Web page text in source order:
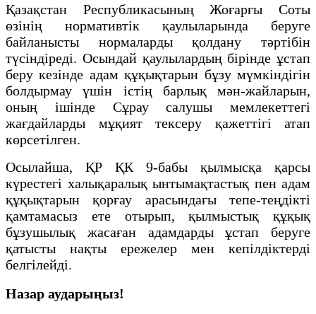
Қазақстан Республикасының Жоғарғы Соты
өзінің нормативтік қаулыларында беруге
байланысты нормаларды қолдану тәртібін
түсіндіреді. Осындай қаулылардың бірінде ұстап
беру кезінде адам құқықтарын бұзу мүмкіндігін
болдырмау үшін істің барлық мән-жайларын,
оның ішінде Сұрау салушы мемлекеттегі
жағдайларды мұқият тексеру қажеттігі атап
көрсетілген.
Осылайша, ҚР ҚК 9-бабы қылмысқа қарсы
күрестегі халықаралық ынтымақтастық пен адам
құқықтарын қорғау арасындағы тепе-теңдікті
қамтамасыз ете отырып, қылмыстық құқық
бұзушылық жасаған адамдарды ұстап беруге
қатысты нақты ережелер мен кепілдіктерді
белгілейді.
Назар аударыңыз!